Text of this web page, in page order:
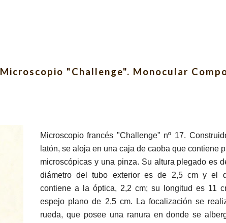
Microscopio "Challenge". Monocular
Microscopio francés "Challenge" nº 17.
latón, se aloja en una caja de caoba que contiene
microscópicas y una pinza. Su altura plegado es
diámetro del tubo exterior es de 2,5 cm y el
contiene a la óptica, 2,2 cm; su longitud es 11
espejo plano de 2,5 cm. La focalización se
rueda, que posee una ranura en donde se